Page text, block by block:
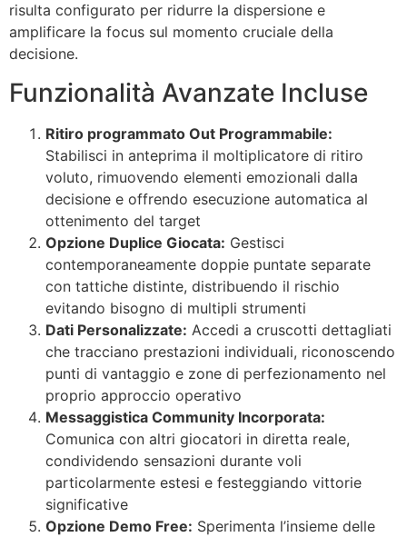
risulta configurato per ridurre la dispersione e
amplificare la focus sul momento cruciale della
decisione.
Funzionalità Avanzate Incluse
Ritiro programmato Out Programmabile:
Stabilisci in anteprima il moltiplicatore di ritiro
voluto, rimuovendo elementi emozionali dalla
decisione e offrendo esecuzione automatica al
ottenimento del target
Opzione Duplice Giocata: Gestisci
contemporaneamente doppie puntate separate
con tattiche distinte, distribuendo il rischio
evitando bisogno di multipli strumenti
Dati Personalizzate: Accedi a cruscotti dettagliati
che tracciano prestazioni individuali, riconoscendo
punti di vantaggio e zone di perfezionamento nel
proprio approccio operativo
Messaggistica Community Incorporata:
Comunica con altri giocatori in diretta reale,
condividendo sensazioni durante voli
particolarmente estesi e festeggiando vittorie
significative
Opzione Demo Free: Sperimenta l’insieme delle